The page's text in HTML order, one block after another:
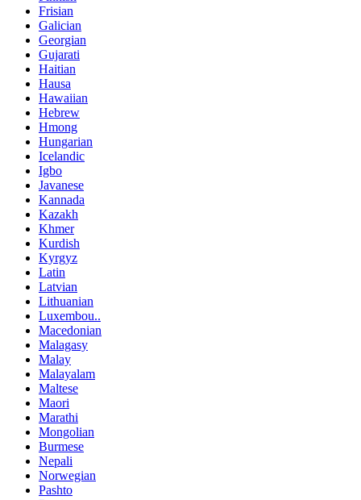
Frisian
Galician
Georgian
Gujarati
Haitian
Hausa
Hawaiian
Hebrew
Hmong
Hungarian
Icelandic
Igbo
Javanese
Kannada
Kazakh
Khmer
Kurdish
Kyrgyz
Latin
Latvian
Lithuanian
Luxembou..
Macedonian
Malagasy
Malay
Malayalam
Maltese
Maori
Marathi
Mongolian
Burmese
Nepali
Norwegian
Pashto